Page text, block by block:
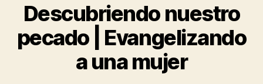
Descubriendo nuestro
pecado | Evangelizando
a una mujer